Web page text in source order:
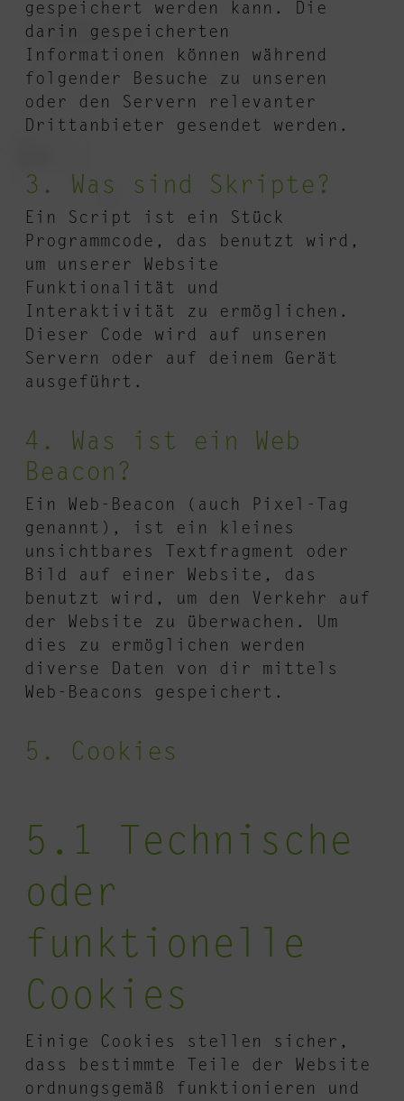
gespeichert werden kann. Die
darin gespeicherten
Informationen können während
folgender Besuche zu unseren
oder den Servern relevanter
Drittanbieter gesendet werden.
3. Was sind Skripte?
Ein Script ist ein Stück
Programmcode, das benutzt wird,
um unserer Website
Funktionalität und
Interaktivität zu ermöglichen.
Dieser Code wird auf unseren
Servern oder auf deinem Gerät
ausgeführt.
4. Was ist ein Web
Beacon?
Ein Web-Beacon (auch Pixel-Tag
genannt), ist ein kleines
unsichtbares Textfragment oder
Bild auf einer Website, das
benutzt wird, um den Verkehr auf
der Website zu überwachen. Um
dies zu ermöglichen werden
diverse Daten von dir mittels
Web-Beacons gespeichert.
5. Cookies
5.1 Technische
oder
funktionelle
Cookies
Einige Cookies stellen sicher,
dass bestimmte Teile der Website
ordnungsgemäß funktionieren und